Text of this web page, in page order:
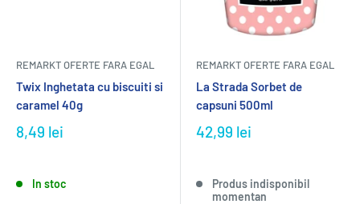
REMARKT OFERTE FARA EGAL
Twix Inghetata cu biscuiti si
caramel 40g
8,49 lei
In stoc
REMARKT OFERTE FARA EGAL
La Strada Sorbet de
capsuni 500ml
42,99 lei
Produs indisponibil
momentan